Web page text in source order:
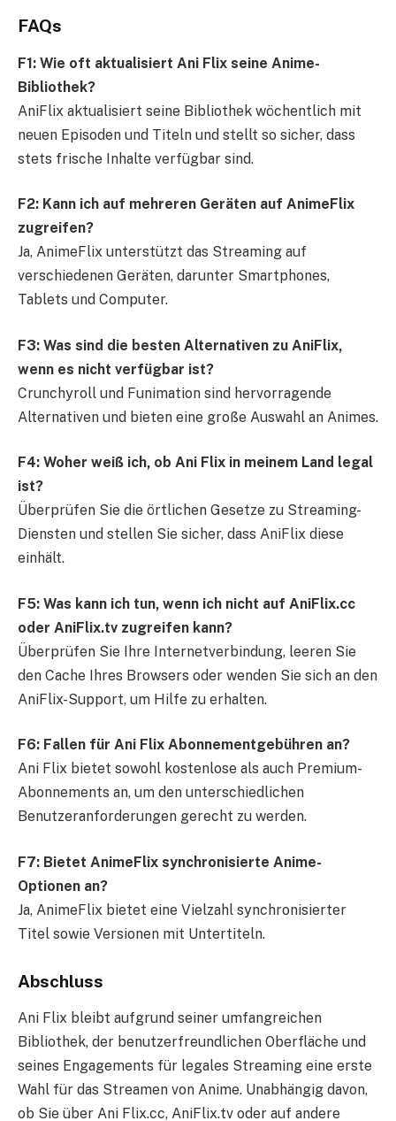
FAQs
F1: Wie oft aktualisiert Ani Flix seine Anime-
Bibliothek?
AniFlix aktualisiert seine Bibliothek wöchentlich mit
neuen Episoden und Titeln und stellt so sicher, dass
stets frische Inhalte verfügbar sind.
F2: Kann ich auf mehreren Geräten auf AnimeFlix
zugreifen?
Ja, AnimeFlix unterstützt das Streaming auf
verschiedenen Geräten, darunter Smartphones,
Tablets und Computer.
F3: Was sind die besten Alternativen zu AniFlix,
wenn es nicht verfügbar ist?
Crunchyroll und Funimation sind hervorragende
Alternativen und bieten eine große Auswahl an Animes.
F4: Woher weiß ich, ob Ani Flix in meinem Land legal
ist?
Überprüfen Sie die örtlichen Gesetze zu Streaming-
Diensten und stellen Sie sicher, dass AniFlix diese
einhält.
F5: Was kann ich tun, wenn ich nicht auf AniFlix.cc
oder AniFlix.tv zugreifen kann?
Überprüfen Sie Ihre Internetverbindung, leeren Sie
den Cache Ihres Browsers oder wenden Sie sich an den
AniFlix-Support, um Hilfe zu erhalten.
F6: Fallen für Ani Flix Abonnementgebühren an?
Ani Flix bietet sowohl kostenlose als auch Premium-
Abonnements an, um den unterschiedlichen
Benutzeranforderungen gerecht zu werden.
F7: Bietet AnimeFlix synchronisierte Anime-
Optionen an?
Ja, AnimeFlix bietet eine Vielzahl synchronisierter
Titel sowie Versionen mit Untertiteln.
Abschluss
Ani Flix bleibt aufgrund seiner umfangreichen
Bibliothek, der benutzerfreundlichen Oberfläche und
seines Engagements für legales Streaming eine erste
Wahl für das Streamen von Anime. Unabhängig davon,
ob Sie über Ani Flix.cc, AniFlix.tv oder auf andere